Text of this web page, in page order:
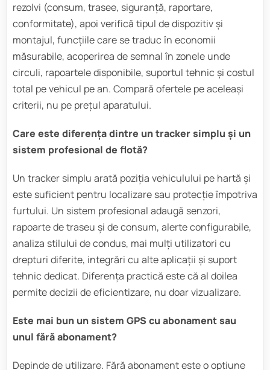
rezolvi (consum, trasee, siguranță, raportare,
conformitate), apoi verifică tipul de dispozitiv și
montajul, funcțiile care se traduc în economii
măsurabile, acoperirea de semnal în zonele unde
circuli, rapoartele disponibile, suportul tehnic și costul
total pe vehicul pe an. Compară ofertele pe aceleași
criterii, nu pe prețul aparatului.
Care este diferența dintre un tracker simplu și un
sistem profesional de flotă?
Un tracker simplu arată poziția vehiculului pe hartă și
este suficient pentru localizare sau protecție împotriva
furtului. Un sistem profesional adaugă senzori,
rapoarte de traseu și de consum, alerte configurabile,
analiza stilului de condus, mai mulți utilizatori cu
drepturi diferite, integrări cu alte aplicații și suport
tehnic dedicat. Diferența practică este că al doilea
permite decizii de eficientizare, nu doar vizualizare.
Este mai bun un sistem GPS cu abonament sau
unul fără abonament?
Depinde de utilizare. Fără abonament este o opțiune